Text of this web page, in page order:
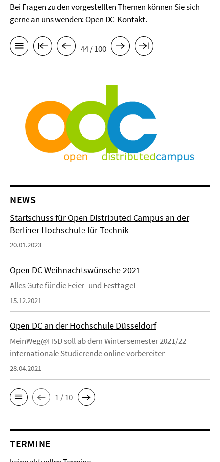
Bei Fragen zu den vorgestellten Themen können Sie sich
gerne an uns wenden: Open DC-Kontakt.
44 / 100
NEWS
Startschuss für Open Distributed Campus an der
Berliner Hochschule für Technik
20.01.2023
Open DC Weihnachtswünsche 2021
Alles Gute für die Feier- und Festtage!
15.12.2021
Open DC an der Hochschule Düsseldorf
MeinWeg@HSD soll ab dem Wintersemester 2021/22
internationale Studierende online vorbereiten
28.04.2021
1 / 10
TERMINE